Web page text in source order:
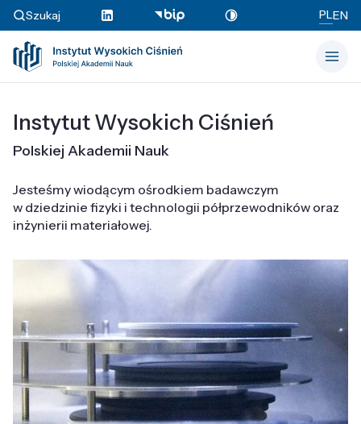
Szukaj PLEN
Instytut Wysokich Ciśnień
Polskiej Akademii Nauk
Jesteśmy wiodącym ośrodkiem badawczym
w dziedzinie fizyki i technologii półprzewodników oraz
inżynierii materiałowej.